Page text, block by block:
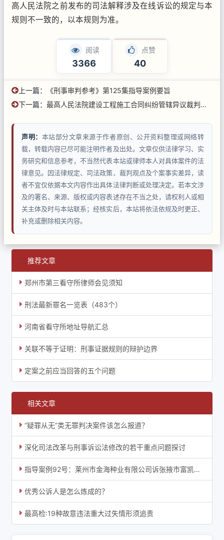
高人民法院之前发布的司法解释涉及在线诉讼的规定与本
规则不一致的，以本规则为准。
阅读
3366
点赞
40
上一篇：
《刑事审判参考》第125集指导案例要旨
下一篇： 最高人民法院建设工程施工合同纠纷管辖异议裁判规则(2019年度)
声明： 本站部分文章来源于作者原创、公开资料整理或网络转
载，转载内容已尽可能注明作者及出处。文章仅供法律学习、实
务研究和信息参考，不当然代表本站或律师本人对具体案件的法
律意见。因法律规定、司法政策、裁判观点及个案事实差异，读
者不宜仅依据本文内容作出具体法律判断或处理决定。若本文涉
及的署名、来源、版权或内容表述存在不当之处，请权利人或相
关主体及时与本站联系；经核实后，本站将依法依规及时更正、
补充或删除相关内容。
推荐文章
郑州市第三看守所律师会见须知
刑法最新罪名一览表（483个）
河南省看守所地址导航汇总
关联不等于证明：刑事证据规则的辩护边界
定案之前应当回答的五个问题
相关文章
“疑罪从无”类无罪判决案件该怎么报道？
深化司法改革与刑事诉讼法修改的若干重点问题探讨
指导案例92号：莱州市金海种业有限公司诉张掖市富凯农业科技有限责任公司侵犯植物新品种权
优秀公诉人是怎么炼成的？
最高检:19种故意违法重大过失情形须追责